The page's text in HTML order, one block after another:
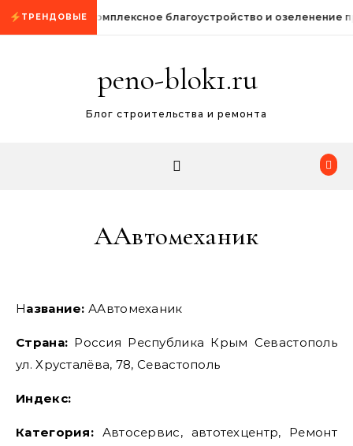
Промотать к содержимому
ТРЕНДОВЫЕ Комплексное благоустройство и озеленение
peno-blok1.ru
Блог строительства и ремонта
ААвтомеханик
Название: ААвтомеханик
Страна: Россия Республика Крым Севастополь
ул. Хрусталёва, 78, Севастополь
Индекс:
Категория: Автосервис, автотехцентр, Ремонт